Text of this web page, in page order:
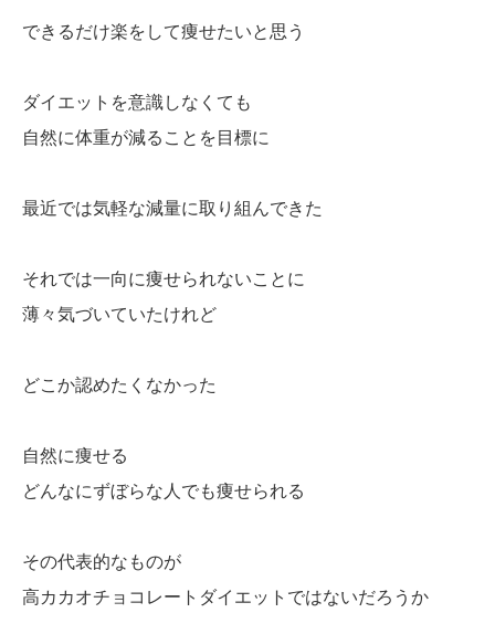
できるだけ楽をして痩せたいと思う
ダイエットを意識しなくても
自然に体重が減ることを目標に
最近では気軽な減量に取り組んできた
それでは一向に痩せられないことに
薄々気づいていたけれど
どこか認めたくなかった
自然に痩せる
どんなにずぼらな人でも痩せられる
その代表的なものが
高カカオチョコレートダイエットではないだろうか